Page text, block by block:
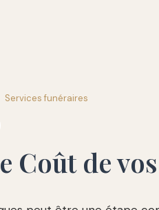
Services funéraires
Coût de